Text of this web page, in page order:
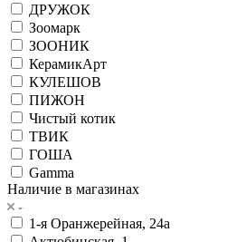
ДРУЖОК
Зоомарк
ЗООНИК
КерамикАрт
КУЛЕШОВ
ПИЖОН
Чистый котик
ТВИК
ГОША
Gamma
Наличие в магазинах
1-я Оранжерейная, 24а